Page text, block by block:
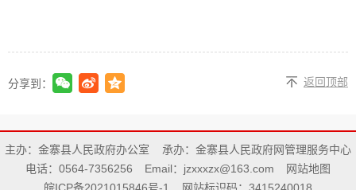
分享到： 返回顶部
主办：金寨县人民政府办公室
承办：金寨县人民政府网管理服务中心
电话：0564-7356256
Email：jzxxxzx@163.com
网站地图